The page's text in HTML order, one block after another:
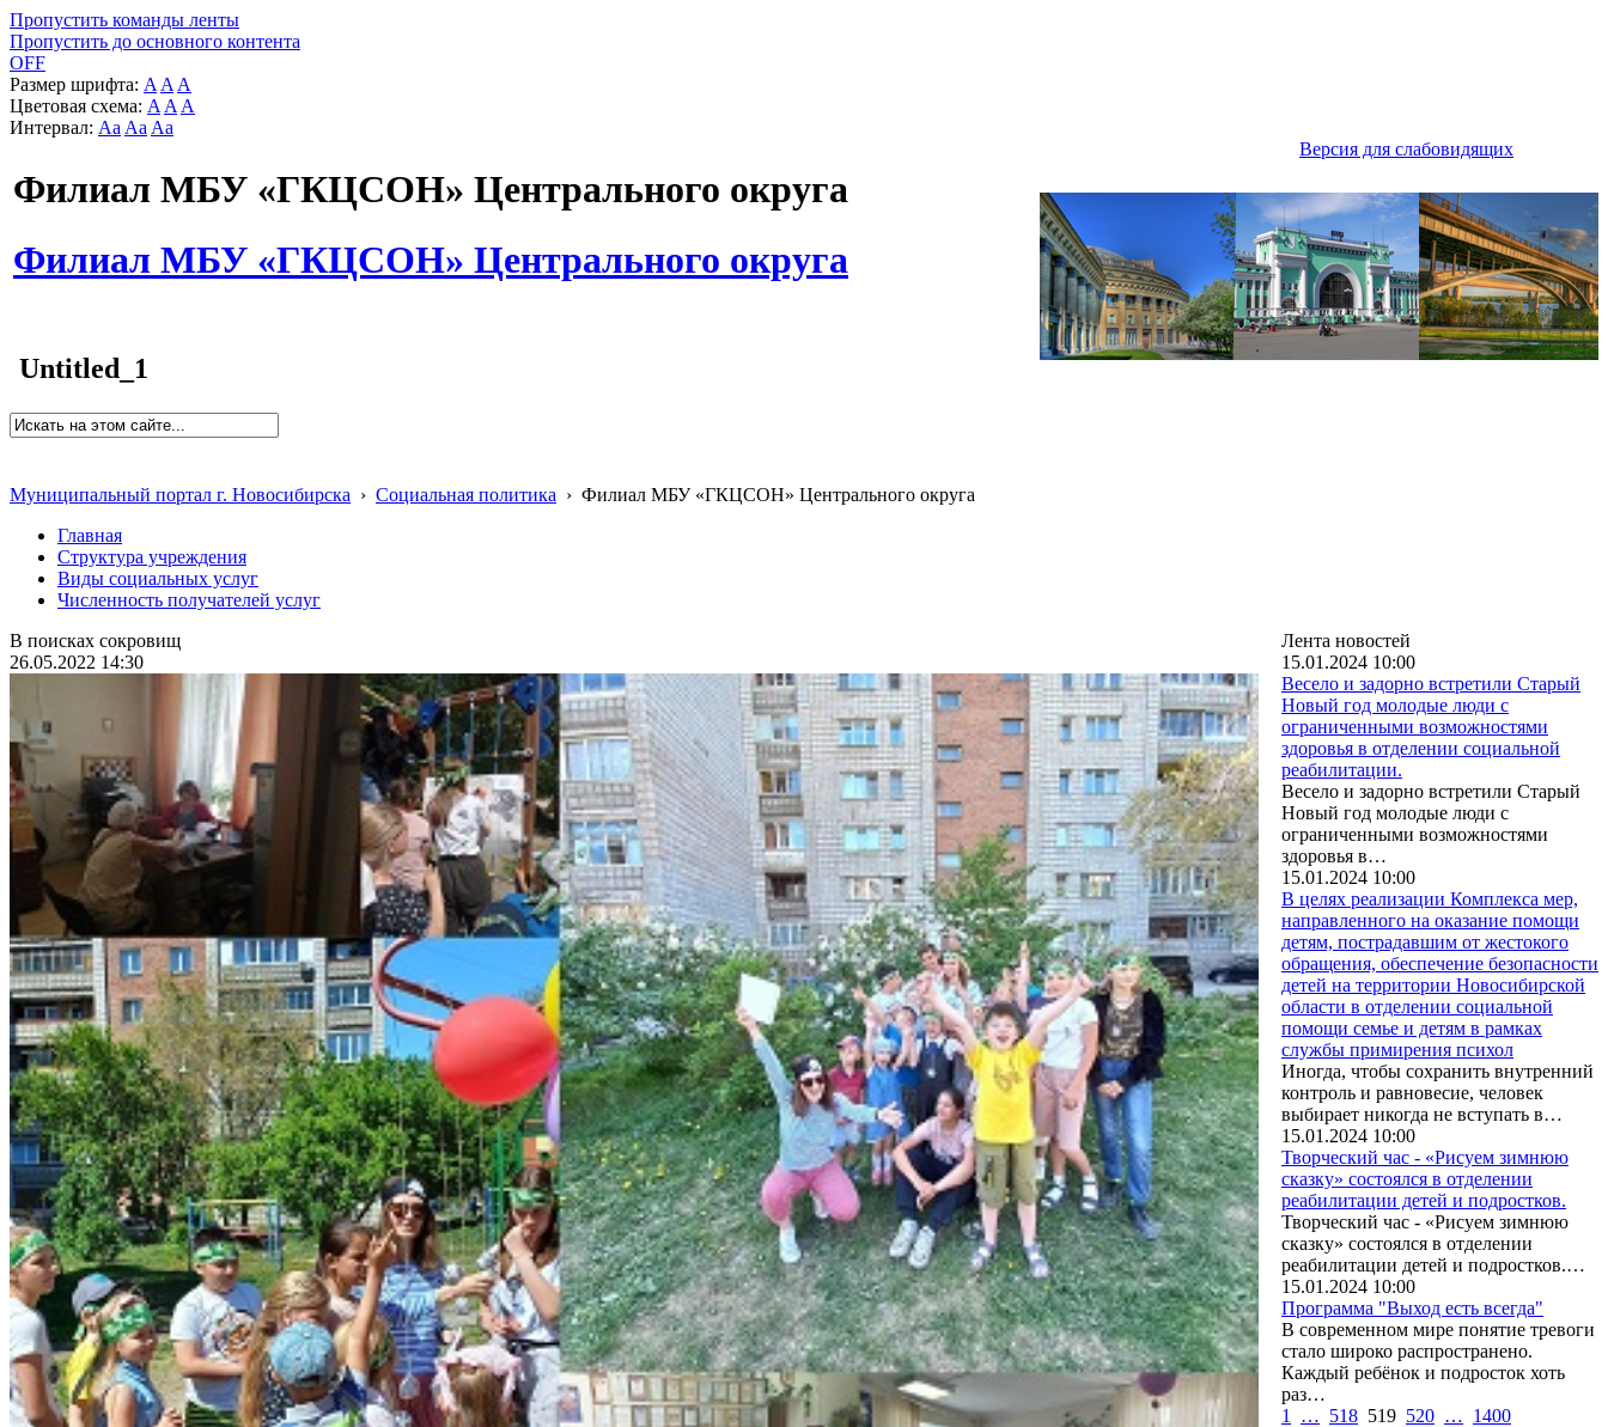
Пропустить команды ленты
Пропустить до основного контента
OFF
Размер шрифта: A A A
Цветовая схема: A A A
Интервал: Aa Aa Aa
Версия для слабовидящих
Филиал МБУ «ГКЦСОН» Центрального округа
Филиал МБУ «ГКЦСОН» Центрального округа
Untitled_1
Муниципальный портал г. Новосибирска › Социальная политика › Филиал МБУ «ГКЦСОН» Центрального округа
Главная
Структура учреждения
Виды социальных услуг
Численность получателей услуг
В поисках сокровищ
26.05.2022 14:30
Лента новостей
15.01.2024 10:00
Весело и задорно встретили Старый
Новый год молодые люди с
ограниченными возможностями
здоровья в отделении социальной
реабилитации.
Весело и задорно встретили Старый
Новый год молодые люди с
ограниченными возможностями
здоровья в…
15.01.2024 10:00
В целях реализации Комплекса мер,
направленного на оказание помощи
детям, пострадавшим от жестокого
обращения, обеспечение безопасности
детей на территории Новосибирской
области в отделении социальной
помощи семье и детям в рамках
службы примирения психол
Иногда, чтобы сохранить внутренний
контроль и равновесие, человек
выбирает никогда не вступать в…
15.01.2024 10:00
Творческий час - «Рисуем зимнюю
сказку» состоялся в отделении
реабилитации детей и подростков.
Творческий час - «Рисуем зимнюю
сказку» состоялся в отделении
реабилитации детей и подростков.…
15.01.2024 10:00
Программа "Выход есть всегда"
В современном мире понятие тревоги
стало широко распространено.
Каждый ребёнок и подросток хоть
раз…
1
… 518 519 520 … 1400